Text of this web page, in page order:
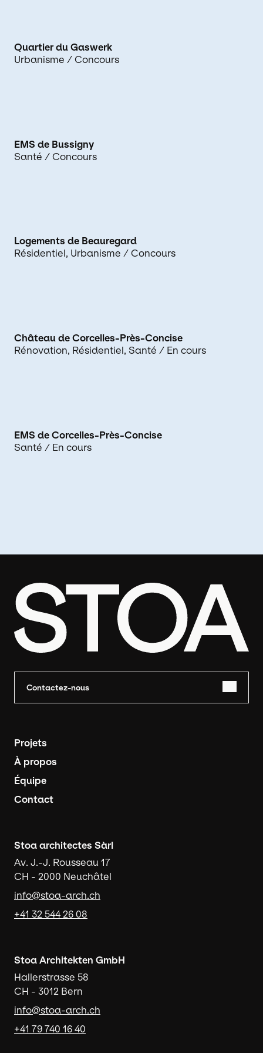
Quartier du Gaswerk
Urbanisme / Concours
EMS de Bussigny
Santé / Concours
Logements de Beauregard
Résidentiel
Urbanisme / Concours
Château de Corcelles-Près-Concise
Rénovation Résidentiel Santé / En cours
EMS de Corcelles-Près-Concise
Santé / En cours
Contactez-nous
Navigation principale
Projets
À propos
Équipe
Contact
Stoa architectes Sàrl
Av. J.-J. Rousseau 17
CH - 2000 Neuchâtel
info@stoa-arch.ch
+41 32 544 26 08
Stoa Architekten GmbH
Hallerstrasse 58
CH - 3012 Bern
info@stoa-arch.ch
+41 79 740 16 40